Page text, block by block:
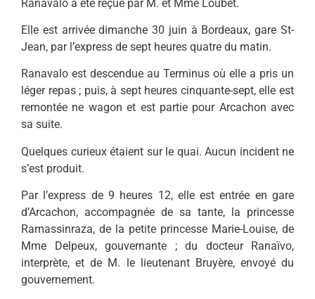
Ranavalo a été reçue par M. et Mme Loubet.
Elle est arrivée dimanche 30 juin à Bordeaux, gare St-
Jean, par l’express de sept heures quatre du matin.
Ranavalo est descendue au Terminus où elle a pris un
léger repas ; puis, à sept heures cinquante-sept, elle est
remontée ne wagon et est partie pour Arcachon avec
sa suite.
Quelques curieux étaient sur le quai. Aucun incident ne
s’est produit.
Par l’express de 9 heures 12, elle est entrée en gare
d’Arcachon, accompagnée de sa tante, la princesse
Ramassinraza, de la petite princesse Marie-Louise, de
Mme Delpeux, gouvernante ; du docteur Ranaïvo,
interprète, et de M. le lieutenant Bruyère, envoyé du
gouvernement.